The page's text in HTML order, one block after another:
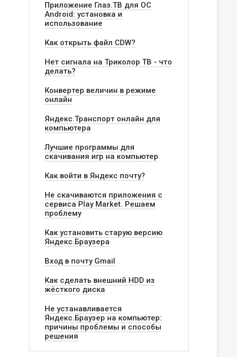
Приложение Глаз.ТВ для ОС
Android: установка и
использование
Как открыть файл CDW?
Нет сигнала на Триколор ТВ - что
делать?
Конвертер величин в режиме
онлайн
Яндекс.Транспорт онлайн для
компьютера
Лучшие программы для
скачивания игр на компьютер
Как войти в Яндекс почту?
Не скачиваются приложения с
сервиса Play Market. Решаем
проблему
Как установить старую версию
Яндекс.Браузера
Вход в почту Gmail
Как сделать внешний HDD из
жёсткого диска
Не устанавливается
Яндекс.Браузер на компьютер:
причины проблемы и способы
решения